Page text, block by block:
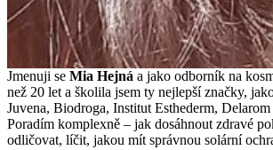
Jmenuji se Mia Hejná a jako odborník na
než 20 let a školila jsem ty nejlepší značky,
Juvena, Biodroga, Institut Esthederm,
Poradím komplexně – jak dosáhnout zdravé
odličovat, líčit, jakou mít správnou solární